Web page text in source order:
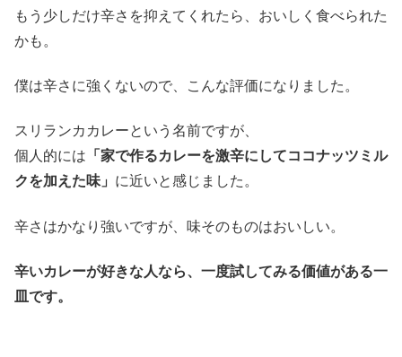
もう少しだけ辛さを抑えてくれたら、おいしく食べられた
かも。
僕は辛さに強くないので、こんな評価になりました。
スリランカカレーという名前ですが、
個人的には 「家で作るカレーを激辛にしてココナッツミル
クを加えた味」 に近いと感じました。
辛さはかなり強いですが、味そのものはおいしい。
辛いカレーが好きな人なら、一度試してみる価値がある一
皿です。